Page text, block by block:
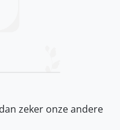
zeker onzeandere